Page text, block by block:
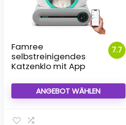
7.7
Famree
selbstreinigendes
Katzenklo mit App
ANGEBOT WÄHLEN